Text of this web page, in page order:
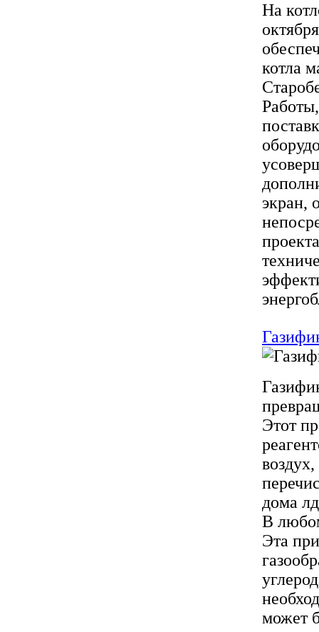
На
котла
экран,
Этот
дома
В
Эта
может